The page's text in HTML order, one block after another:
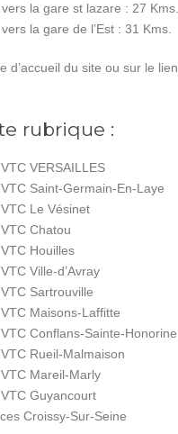
la gare st lazare : 27 Kms.
la gare de l’Est : 31 Kms.
d’accueil du site ou sur le lien
rubrique :
VERSAILLES
Saint-Germain-En-Laye
Le Vésinet
Chatou
Houilles
Ville-d’Avray
Sartrouville
Maisons-Laffitte
Conflans-Sainte-Honorine
Rueil-Malmaison
Mareil-Marly
Guyancourt
Croissy-Sur-Seine